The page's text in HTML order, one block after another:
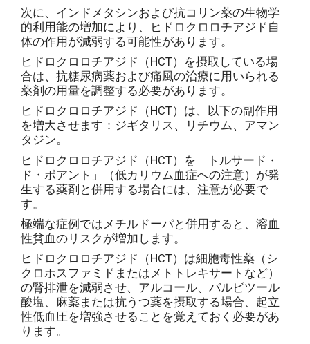
次に、インドメタシンおよび抗コリン薬の生物学
的利用能の増加により、ヒドロクロロチアジド自
体の作用が減弱する可能性があります。
ヒドロクロロチアジド（HCT）を摂取している場
合は、抗糖尿病薬および痛風の治療に用いられる
薬剤の用量を調整する必要があります。
ヒドロクロロチアジド（HCT）は、以下の副作用
を増大させます：ジギタリス、リチウム、アマン
タジン。
ヒドロクロロチアジド（HCT）を「トルサード・
ド・ポアント」（低カリウム血症への注意）が発
生する薬剤と併用する場合には、注意が必要で
す。
極端な症例ではメチルドーパと併用すると、溶血
性貧血のリスクが増加します。
ヒドロクロロチアジド（HCT）は細胞毒性薬（シ
クロホスファミドまたはメトトレキサートなど）
の腎排泄を減弱させ、アルコール、バルビツール
酸塩、麻薬または抗うつ薬を摂取する場合、起立
性低血圧を増強させることを覚えておく必要があ
ります。